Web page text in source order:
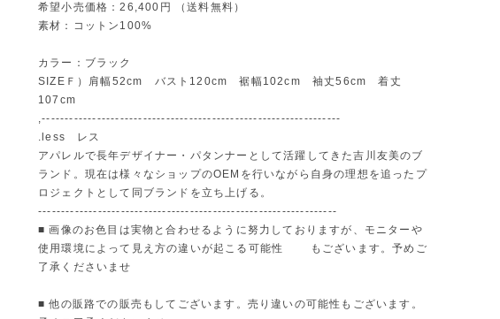
希望小売価格：26,400円 （送料無料）
素材：コットン100%
カラー：ブラック
SIZEＦ）肩幅52cm バスト120cm 裾幅102cm 袖丈56cm 着丈
107cm
,-----------------------------------------------------------------
.less レス
アパレルで長年デザイナー・パタンナーとして活躍してきた吉川友美のブ
ランド。現在は様々なショップのOEMを行いながら自身の理想を追ったプ
ロジェクトとして同ブランドを立ち上げる。
-----------------------------------------------------------------
■ 画像のお色目は実物と合わせるように努力しておりますが、モニターや
使用環境によって見え方の違いが起こる可能性 もございます。予めご
了承くださいませ
■ 他の販路での販売もしてございます。売り違いの可能性もございます。